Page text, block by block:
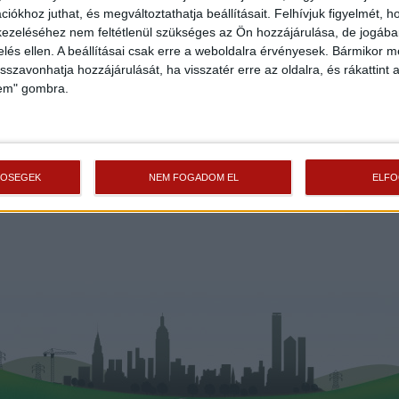
juthat, és megváltoztathatja beállításait. Felhívjuk figyelmét,
nem feltétlenül szükséges az Ön hozzájárulása, de
ellen. A beállításai csak erre a weboldalra érvényesek. Bármikor
hozzájárulását, ha visszatér erre az oldalra, és rákattint
gombra.
NEM FOGADOM EL
Szeged
108 000 000 Ft
110 m2 szobák: 5
„folyamatban“
130
91 m